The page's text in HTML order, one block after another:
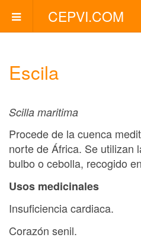
CEPVI.COM
Escila
Scilla maritima
Procede de la cuenca
norte de África. Se utilizan
bulbo o cebolla, recogido
Usos medicinales
Insuficiencia cardiaca.
Corazón senil.